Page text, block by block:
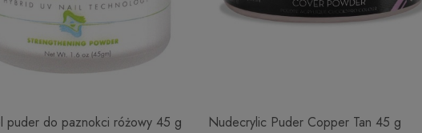
puder do paznokci różowy 45 g Nudecrylic Puder Copper Tan 45 g